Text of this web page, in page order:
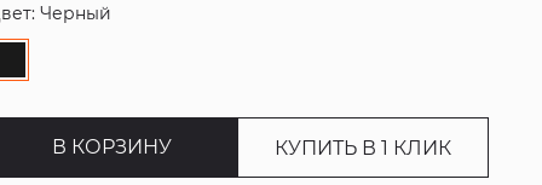
Черный
В КОРЗИНУ КУПИТЬ В 1 КЛИК